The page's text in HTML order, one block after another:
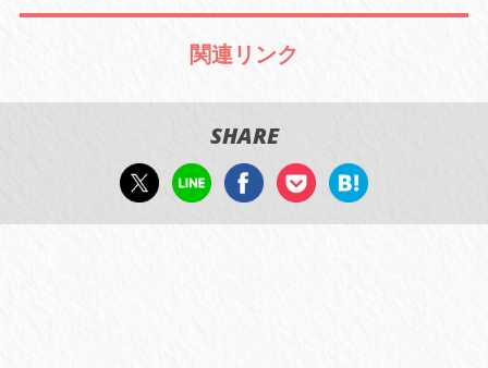
関連リンク
SHARE